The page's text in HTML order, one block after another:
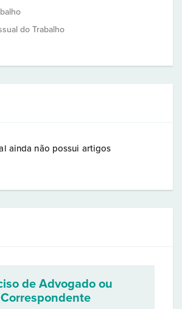
do Trabalho
ainda não possui artigos
de Advogado ou
Correspondente